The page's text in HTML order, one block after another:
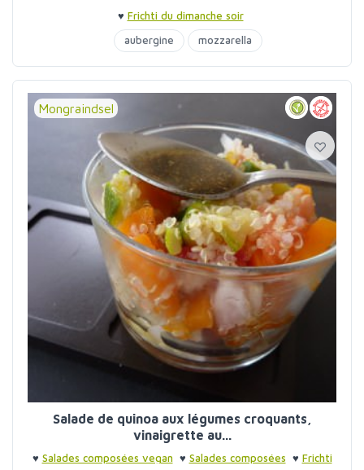
♥ Frichti du dimanche soir
aubergine
mozzarella
Mongraindsel
Salade de quinoa aux légumes croquants,
vinaigrette au...
♥ Salades composées vegan ♥ Salades composées ♥ Frichti